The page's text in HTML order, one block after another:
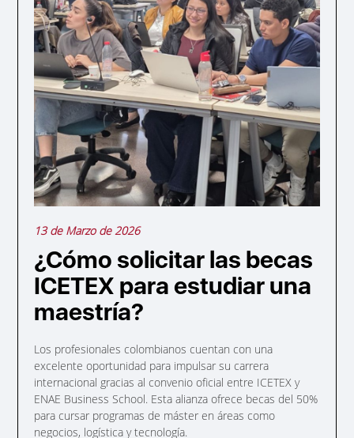
13 de Marzo de 2026
¿Cómo solicitar las becas
ICETEX para estudiar una
maestría?
Los profesionales colombianos cuentan con una
excelente oportunidad para impulsar su carrera
internacional gracias al convenio oficial entre ICETEX y
ENAE Business School. Esta alianza ofrece becas del 50%
para cursar programas de máster en áreas como
negocios, logística y tecnología.